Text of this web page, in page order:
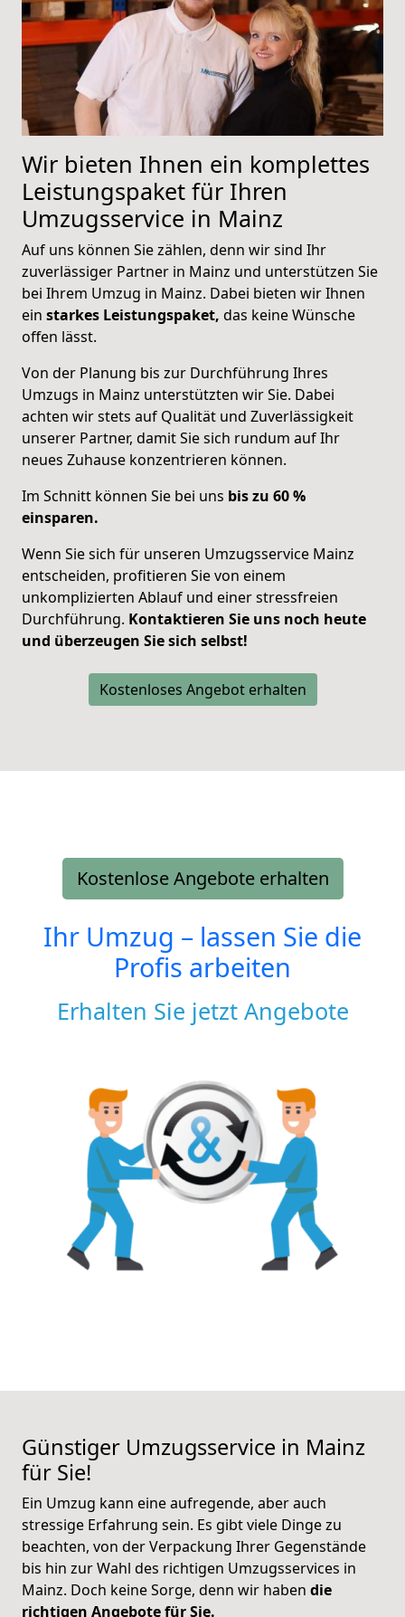
Wir bieten Ihnen ein komplettes
Leistungspaket für Ihren
Umzugsservice in Mainz
Auf uns können Sie zählen, denn wir sind Ihr
zuverlässiger Partner in Mainz und unterstützen Sie
bei Ihrem Umzug in Mainz. Dabei bieten wir Ihnen
ein starkes Leistungspaket, das keine Wünsche
offen lässt.
Von der Planung bis zur Durchführung Ihres
Umzugs in Mainz unterstützten wir Sie. Dabei
achten wir stets auf Qualität und Zuverlässigkeit
unserer Partner, damit Sie sich rundum auf Ihr
neues Zuhause konzentrieren können.
Im Schnitt können Sie bei uns bis zu 60 %
einsparen.
Wenn Sie sich für unseren Umzugsservice Mainz
entscheiden, profitieren Sie von einem
unkomplizierten Ablauf und einer stressfreien
Durchführung. Kontaktieren Sie uns noch heute
und überzeugen Sie sich selbst!
Kostenloses Angebot erhalten
Kostenlose Angebote erhalten
Ihr Umzug – lassen Sie die
Profis arbeiten
Erhalten Sie jetzt Angebote
Günstiger Umzugsservice in Mainz
für Sie!
Ein Umzug kann eine aufregende, aber auch
stressige Erfahrung sein. Es gibt viele Dinge zu
beachten, von der Verpackung Ihrer Gegenstände
bis hin zur Wahl des richtigen Umzugsservices in
Mainz. Doch keine Sorge, denn wir haben die
richtigen Angebote für Sie.